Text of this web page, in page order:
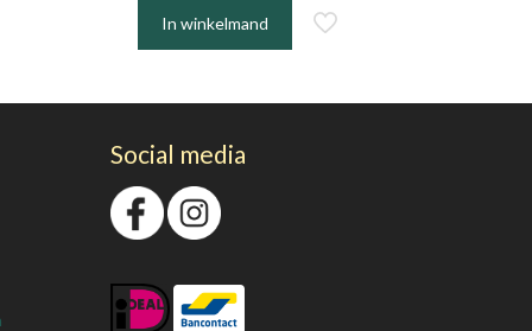
In winkelmand
Social media